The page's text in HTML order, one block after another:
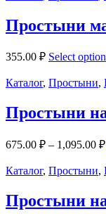
Простыни
355.00 ₽ Select
Каталог, Простыни,
Простыни
675.00 ₽ – 1,095.00 ₽
Каталог, Простыни,
Простыни